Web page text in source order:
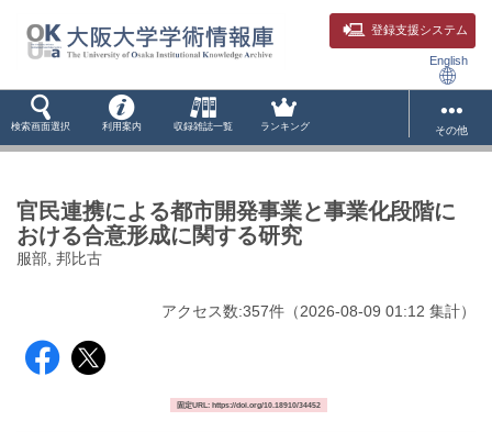
登録支援システム
English
検索画面選択 利用案内 収録雑誌一覧 ランキング その他
官民連携による都市開発事業と事業化段階に
おける合意形成に関する研究
服部, 邦比古
アクセス数:357件 （2026-08-09 01:12 集計）
固定URL: https://doi.org/10.18910/34452